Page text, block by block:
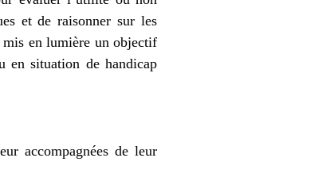
et de raisonner sur les
mis en lumière un objectif
en situation de handicap
accompagnées de leur